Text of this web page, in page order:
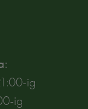
ig
ig